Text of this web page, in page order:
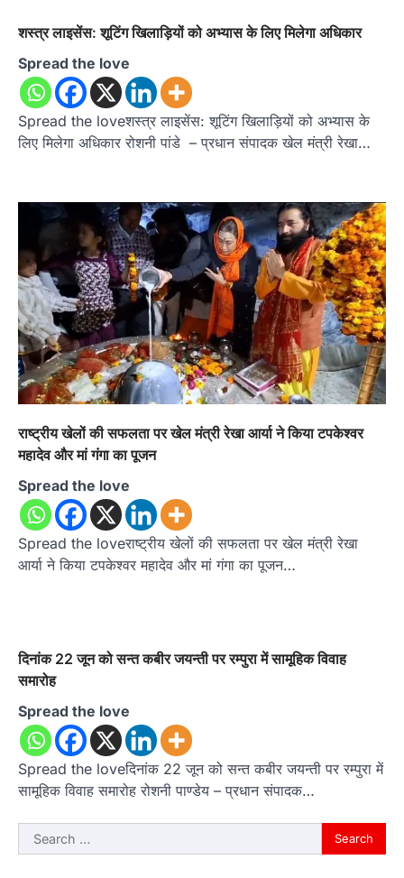
शस्त्र लाइसेंस: शूटिंग खिलाड़ियों को अभ्यास के लिए मिलेगा अधिकार
Spread the love
Spread the loveशस्त्र लाइसेंस: शूटिंग खिलाड़ियों को अभ्यास के
लिए मिलेगा अधिकार रोशनी पांडे – प्रधान संपादक खेल मंत्री रेखा…
राष्ट्रीय खेलों की सफलता पर खेल मंत्री रेखा आर्या ने किया टपकेश्वर
महादेव और मां गंगा का पूजन
Spread the love
Spread the loveराष्ट्रीय खेलों की सफलता पर खेल मंत्री रेखा
आर्या ने किया टपकेश्वर महादेव और मां गंगा का पूजन…
दिनांक 22 जून को सन्त कबीर जयन्ती पर रम्पुरा में सामूहिक विवाह
समारोह
Spread the love
Spread the loveदिनांक 22 जून को सन्त कबीर जयन्ती पर रम्पुरा में
सामूहिक विवाह समारोह रोशनी पाण्डेय – प्रधान संपादक…
Search
for: